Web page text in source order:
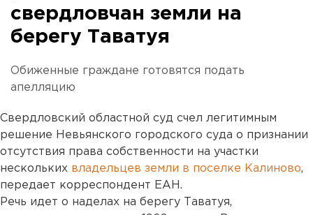
свердловчан земли на
берегу Таватуя
Обиженные граждане готовятся подать
апелляцию
Свердловский областной суд счел легитимным
решение Невьянского городского суда о признании
отсутствия права собственности на участки
нескольких владельцев земли в поселке Калиново,
передает корреспондент ЕАН.
Речь идет о наделах на берегу Таватуя,